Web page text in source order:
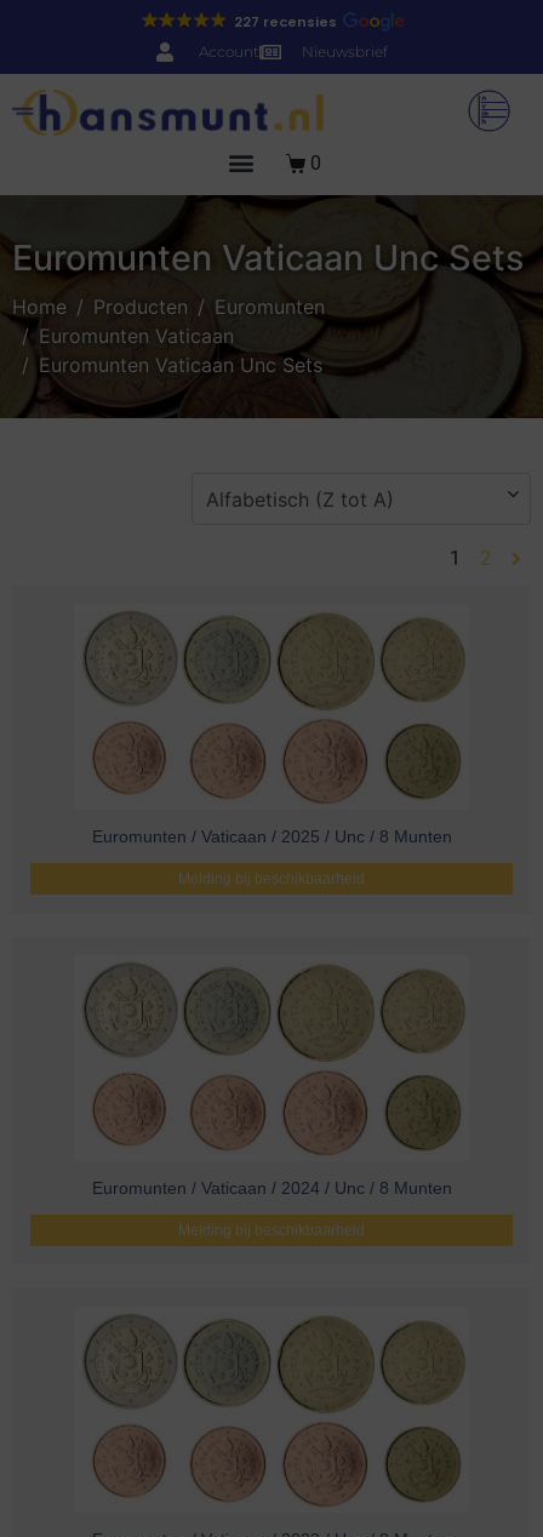
227 recensies
Account Nieuwsbrief
0
Euromunten Vaticaan Unc Sets
Home Producten
Euromunten
Euromunten Vaticaan
Euromunten Vaticaan Unc Sets
1 2
Euromunten / Vaticaan / 2025 / Unc / 8 Munten
Melding bij beschikbaarheid
Euromunten / Vaticaan / 2024 / Unc / 8 Munten
Melding bij beschikbaarheid